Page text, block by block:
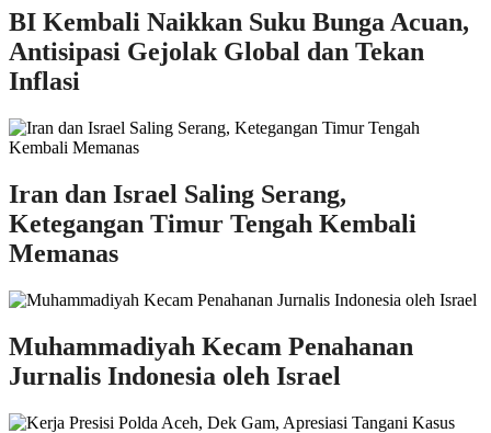
BI Kembali Naikkan Suku Bunga Acuan,
Antisipasi Gejolak Global dan Tekan
Inflasi
Iran dan Israel Saling Serang,
Ketegangan Timur Tengah Kembali
Memanas
Muhammadiyah Kecam Penahanan
Jurnalis Indonesia oleh Israel